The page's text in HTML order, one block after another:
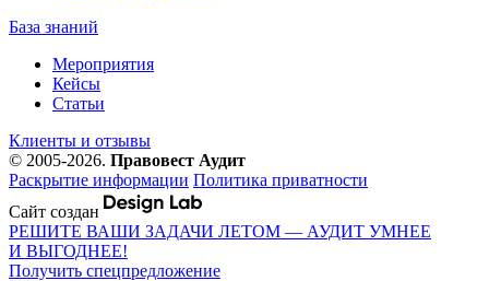
База знаний
Мероприятия
Кейсы
Статьи
Клиенты и отзывы
© 2005-2026. Правовест Аудит
Раскрытие информации Политика приватности
Сайт создан
РЕШИТЕ ВАШИ ЗАДАЧИ ЛЕТОМ — АУДИТ УМНЕЕ
И ВЫГОДНЕЕ!
Получить спецпредложение